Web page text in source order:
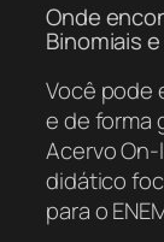
Onde
Binomiais
Você pode
e de forma
Acervo
didático
para o